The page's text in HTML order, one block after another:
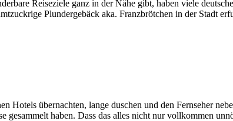
Reiseziele ganz in der Nähe gibt, haben viele
Plundergebäck aka. Franzbrötchen in der Stadt
übernachten, lange duschen und den Fernseher
gesammelt haben. Dass das alles nicht nur vollkommen